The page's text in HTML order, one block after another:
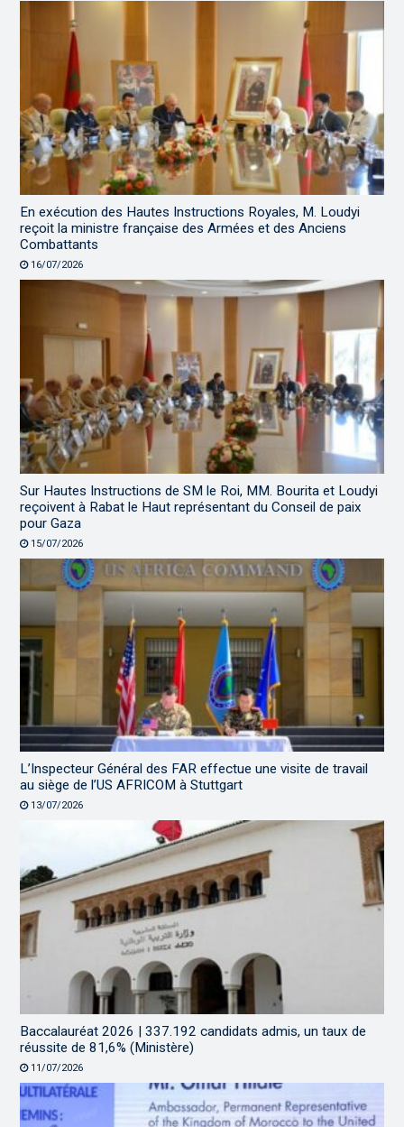
En exécution des Hautes Instructions Royales, M. Loudyi
reçoit la ministre française des Armées et des Anciens
Combattants
16/07/2026
Sur Hautes Instructions de SM le Roi, MM. Bourita et Loudyi
reçoivent à Rabat le Haut représentant du Conseil de paix
pour Gaza
15/07/2026
L’Inspecteur Général des FAR effectue une visite de travail
au siège de l’US AFRICOM à Stuttgart
13/07/2026
Baccalauréat 2026 | 337.192 candidats admis, un taux de
réussite de 81,6% (Ministère)
11/07/2026